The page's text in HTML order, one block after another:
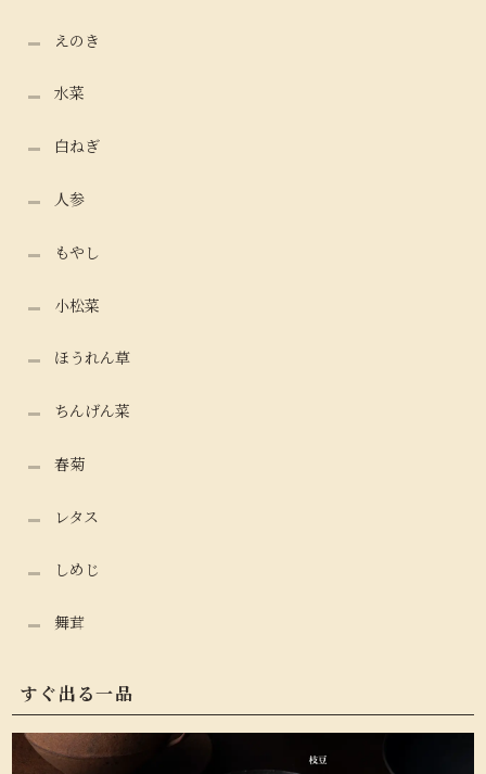
えのき
水菜
白ねぎ
人参
もやし
小松菜
ほうれん草
ちんげん菜
春菊
レタス
しめじ
舞茸
すぐ出る一品